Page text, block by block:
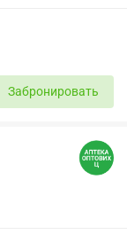
Забронировать